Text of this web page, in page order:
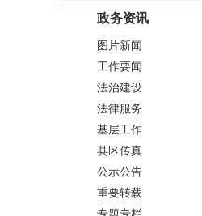
政务资讯
图片新闻
工作要闻
法治建设
法律服务
基层工作
县区传真
公示公告
重要转载